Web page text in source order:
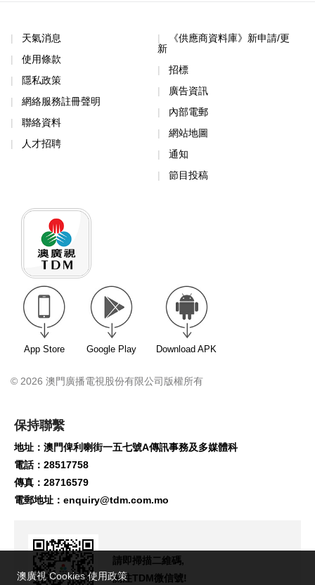
天氣消息
使用條款
隱私政策
網絡服務註冊聲明
聯絡資料
人才招聘
《供應商資料庫》新申請/更
新
招標
廣告資訊
內部電郵
網站地圖
通知
節目投稿
App Store Google Play Download APK
© 2026 澳門廣播電視股份有限公司版權所有
保持聯繫
地址：澳門俾利喇街一五七號A傳訊事務及多媒體科
電話：28517758
傳真：28716579
電郵地址： enquiry@tdm.com.mo
請即掃描二維碼,
關注TDM微信號!
澳廣視 Cookies 使用政策